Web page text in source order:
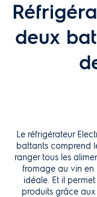
deux
Le réfrigérateur
battants comprend
ranger tous les
fromage au vin en
idéale. Et il
produits grâce